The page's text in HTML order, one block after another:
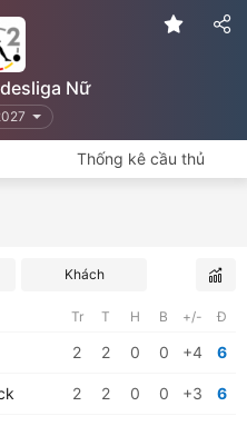
Nữ
Thống kê cầu thủ
Khách
Tr T H B +/- Đ
2 2 0 0 +4 6
2 2 0 0 +3 6